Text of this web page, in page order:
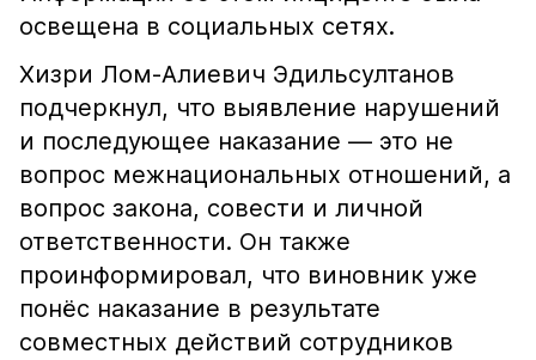
освещена в социальных сетях.
Хизри Лом-Алиевич Эдильсултанов
подчеркнул, что выявление нарушений
и последующее наказание — это не
вопрос межнациональных отношений, а
вопрос закона, совести и личной
ответственности. Он также
проинформировал, что виновник уже
понёс наказание в результате
совместных действий сотрудников